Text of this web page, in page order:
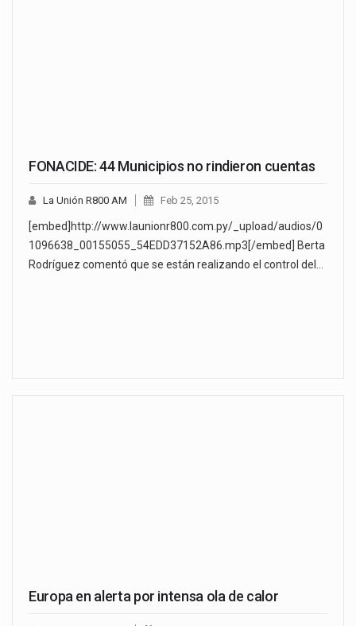
FONACIDE: 44 Municipios no rindieron cuentas
La Unión R800 AM Feb 25, 2015
[embed]http://www.launionr800.com.py/_upload/audios/0
1096638_00155055_54EDD37152A86.mp3[/embed] Berta
Rodríguez comentó que se están realizando el control del…
Europa en alerta por intensa ola de calor